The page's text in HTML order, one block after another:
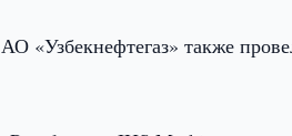
«Узбекнефтегаз» также